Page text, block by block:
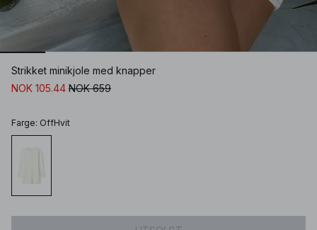
Strikket minikjole med knapper
NOK 105.44 NOK 659
Farge: OffHvit